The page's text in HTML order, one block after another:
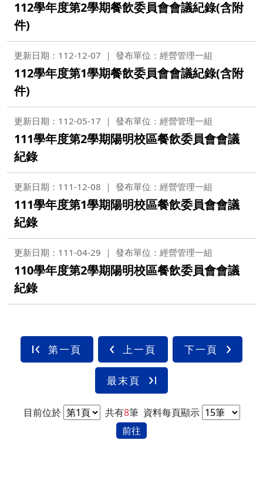
112學年度第2學期餐飲委員會會議紀錄(含附
件)
更新日期：112-12-07 發布單位：經營管理一組
112學年度第1學期餐飲委員會會議紀錄(含附
件)
更新日期：112-05-17 發布單位：經營管理一組
111學年度第2學期陽明校區餐飲委員會會議
紀錄
更新日期：111-12-08 發布單位：經營管理一組
111學年度第1學期陽明校區餐飲委員會會議
紀錄
更新日期：111-04-29 發布單位：經營管理一組
110學年度第2學期陽明校區餐飲委員會會議
紀錄
第一頁 上一頁 下一頁
最末頁
目前位於 共有8筆 資料每頁顯示
前往